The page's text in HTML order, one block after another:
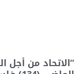
“الاتحاد من أجل